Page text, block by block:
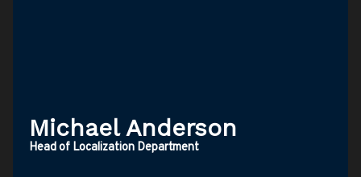
Michael Anderson
Head of Localization Department